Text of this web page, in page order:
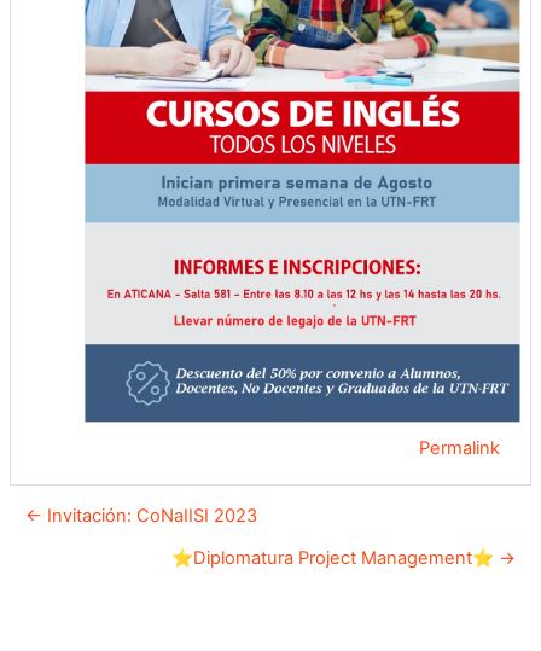
Permalink
← Invitación: CoNaIISI 2023
⭐Diplomatura Project Management⭐ →